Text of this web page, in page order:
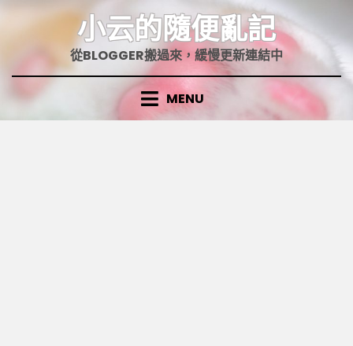
小云的隨便亂記
從BLOGGER搬過來，緩慢更新連結中
MENU